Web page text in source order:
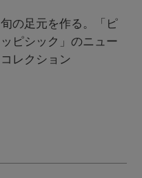
旬の足元を作る。「ピ
ッピシック」のニュー
コレクション